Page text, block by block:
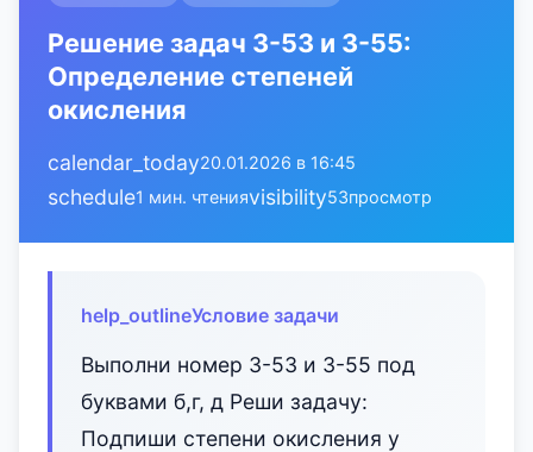
Решение задач 3-53 и 3-55:
Определение степеней
окисления
calendar_today20.01.2026 в 16:45
schedule1 мин. чтенияvisibility53просмотр
help_outlineУсловие задачи
Выполни номер 3-53 и 3-55 под
буквами б,г, д Реши задачу:
Подпиши степени окисления у